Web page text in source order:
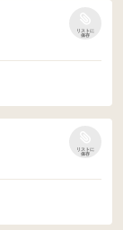
リストに
保存
リストに
保存